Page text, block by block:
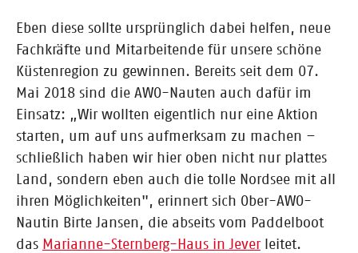
Eben diese sollte ursprünglich dabei helfen, neue
Fachkräfte und Mitarbeitende für unsere schöne
Küstenregion zu gewinnen. Bereits seit dem 07.
Mai 2018 sind die AWO-Nauten auch dafür im
Einsatz: „Wir wollten eigentlich nur eine Aktion
starten, um auf uns aufmerksam zu machen –
schließlich haben wir hier oben nicht nur plattes
Land, sondern eben auch die tolle Nordsee mit all
ihren Möglichkeiten", erinnert sich Ober-AWO-
Nautin Birte Jansen, die abseits vom Paddelboot
das Marianne-Sternberg-Haus in Jever leitet.